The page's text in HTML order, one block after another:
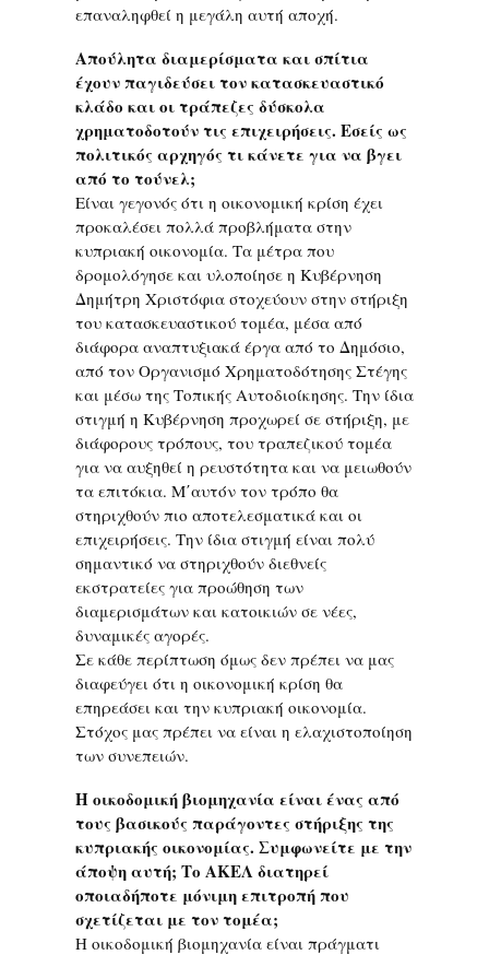
επαναληφθεί η μεγάλη αυτή αποχή.
Απούλητα διαμερίσματα και σπίτια
έχουν παγιδεύσει τον κατασκευαστικό
κλάδο και οι τράπεζες δύσκολα
χρηματοδοτούν τις επιχειρήσεις. Εσείς ως
πολιτικός αρχηγός τι κάνετε για να βγει
από το τούνελ;
Είναι γεγονός ότι η οικονομική κρίση έχει
προκαλέσει πολλά προβλήματα στην
κυπριακή οικονομία. Τα μέτρα που
δρομολόγησε και υλοποίησε η Κυβέρνηση
Δημήτρη Χριστόφια στοχεύουν στην στήριξη
του κατασκευαστικού τομέα, μέσα από
διάφορα αναπτυξιακά έργα από το Δημόσιο,
από τον Οργανισμό Χρηματοδότησης Στέγης
και μέσω της Τοπικής Αυτοδιοίκησης. Την ίδια
στιγμή η Κυβέρνηση προχωρεί σε στήριξη, με
διάφορους τρόπους, του τραπεζικού τομέα
για να αυξηθεί η ρευστότητα και να μειωθούν
τα επιτόκια. Μ΄αυτόν τον τρόπο θα
στηριχθούν πιο αποτελεσματικά και οι
επιχειρήσεις. Την ίδια στιγμή είναι πολύ
σημαντικό να στηριχθούν διεθνείς
εκστρατείες για προώθηση των
διαμερισμάτων και κατοικιών σε νέες,
δυναμικές αγορές.
Σε κάθε περίπτωση όμως δεν πρέπει να μας
διαφεύγει ότι η οικονομική κρίση θα
επηρεάσει και την κυπριακή οικονομία.
Στόχος μας πρέπει να είναι η ελαχιστοποίηση
των συνεπειών.
Η οικοδομική βιομηχανία είναι ένας από
τους βασικούς παράγοντες στήριξης της
κυπριακής οικονομίας. Συμφωνείτε με την
άποψη αυτή; Το ΑΚΕΛ διατηρεί
οποιαδήποτε μόνιμη επιτροπή που
σχετίζεται με τον τομέα;
Η οικοδομική βιομηχανία είναι πράγματι